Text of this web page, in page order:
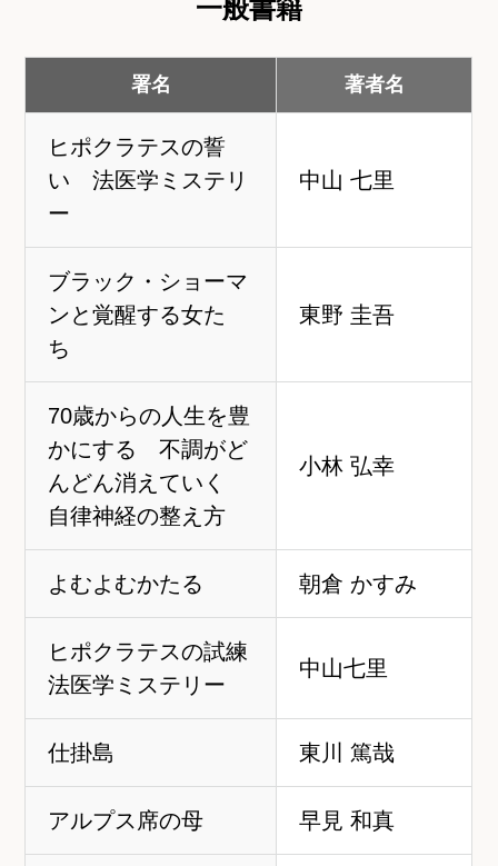
一般書籍
署名 著者名
ヒポクラテスの誓
い 法医学ミステリ
ー
中山 七里
ブラック・ショーマ
ンと覚醒する女た
ち
東野 圭吾
70歳からの人生を豊
かにする 不調がど
んどん消えていく
自律神経の整え方
小林 弘幸
よむよむかたる 朝倉 かすみ
ヒポクラテスの試練
法医学ミステリー
中山七里
仕掛島 東川 篤哉
アルプス席の母 早見 和真